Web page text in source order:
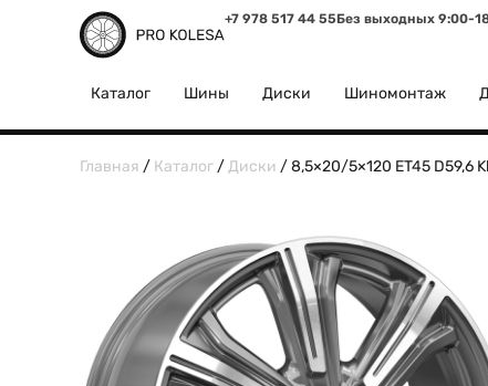
+7 978 517 44 55Без выходных 9:00-
Каталог Шины Диски Шиномонтаж
Главная / Каталог /Диски / 8,5×20/5×120 ET45 D59,6